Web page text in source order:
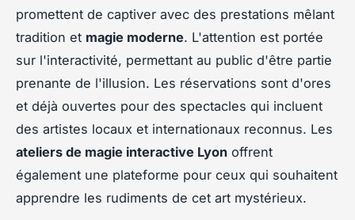
promettent de captiver avec des prestations mêlant
tradition et magie moderne. L'attention est portée
sur l'interactivité, permettant au public d'être partie
prenante de l'illusion. Les réservations sont d'ores
et déjà ouvertes pour des spectacles qui incluent
des artistes locaux et internationaux reconnus. Les
ateliers de magie interactive Lyon offrent
également une plateforme pour ceux qui souhaitent
apprendre les rudiments de cet art mystérieux.